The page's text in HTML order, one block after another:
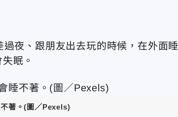
夜、跟朋友出去玩的時候，在外面睡
眠。
著。(圖／Pexels)